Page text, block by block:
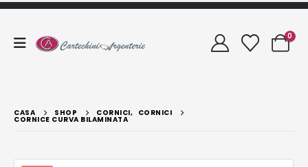
0
CASA SHOP CORNICI, CORNICI
CORNICE CURVA BILAMINATA